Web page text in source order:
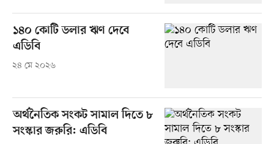
১৪০ কোটি ডলার ঋণ দেবে
এডিবি
২৪ মে ২০২৬
অর্থনৈতিক সংকট সামাল দিতে ৮
সংস্কার জরুরি: এডিবি